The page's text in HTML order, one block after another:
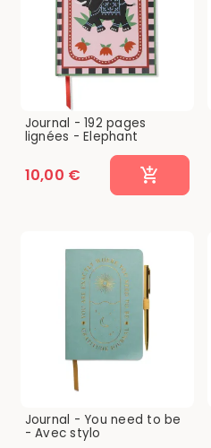
Journal - 192 pages
lignées - Elephant
10,00 €
Journal - You need to be
- Avec stylo